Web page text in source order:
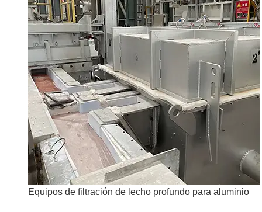
Equipos de filtración de lecho profundo para aluminio